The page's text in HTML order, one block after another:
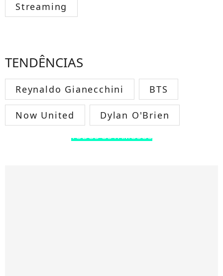
Streaming
TENDÊNCIAS
Reynaldo Gianecchini BTS
Now United Dylan O'Brien
TODOS OS FAMOSOS